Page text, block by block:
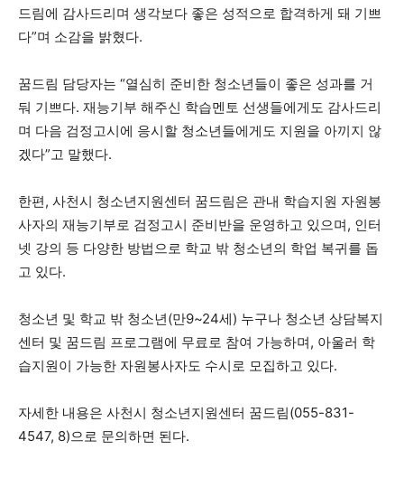
드림에 감사드리며 생각보다 좋은 성적으로 합격하게 돼 기쁘
다”며 소감을 밝혔다.
꿈드림 담당자는 “열심히 준비한 청소년들이 좋은 성과를 거
둬 기쁘다. 재능기부 해주신 학습멘토 선생들에게도 감사드리
며 다음 검정고시에 응시할 청소년들에게도 지원을 아끼지 않
겠다”고 말했다.
한편, 사천시 청소년지원센터 꿈드림은 관내 학습지원 자원봉
사자의 재능기부로 검정고시 준비반을 운영하고 있으며, 인터
넷 강의 등 다양한 방법으로 학교 밖 청소년의 학업 복귀를 돕
고 있다.
청소년 및 학교 밖 청소년(만9~24세) 누구나 청소년 상담복지
센터 및 꿈드림 프로그램에 무료로 참여 가능하며, 아울러 학
습지원이 가능한 자원봉사자도 수시로 모집하고 있다.
자세한 내용은 사천시 청소년지원센터 꿈드림(055-831-
4547, 8)으로 문의하면 된다.